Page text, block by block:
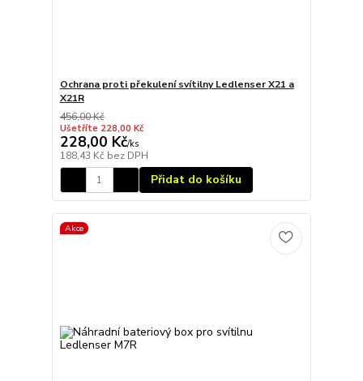
Ochrana proti překulení svítilny Ledlenser X21 a
X21R
456,00 Kč
Ušetříte 228,00 Kč
228,00 Kč/ks
188,43 Kč bez DPH
Přidat do košíku
Akce